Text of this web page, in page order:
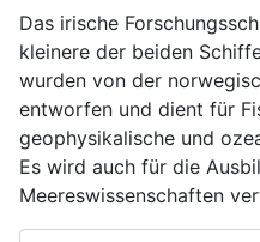
Das irische
kleinere der beiden
wurden von der
entworfen und dient für
geophysikalische und
Es wird auch für die
Meereswissenschaften